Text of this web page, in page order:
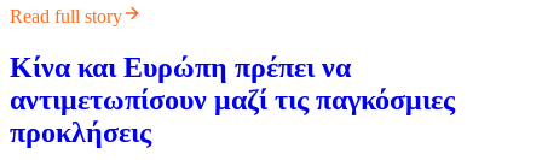
Read full story
Κίνα και Ευρώπη πρέπει να
αντιμετωπίσουν μαζί τις παγκόσμιες
προκλήσεις